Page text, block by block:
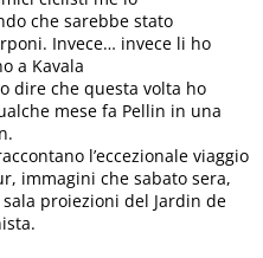
che sarebbe stato
Invece… invece li ho
a Kavala
dire che questa volta ho
mese fa Pellin in una
l’eccezionale viaggio
immagini che sabato sera,
proiezioni del Jardin de